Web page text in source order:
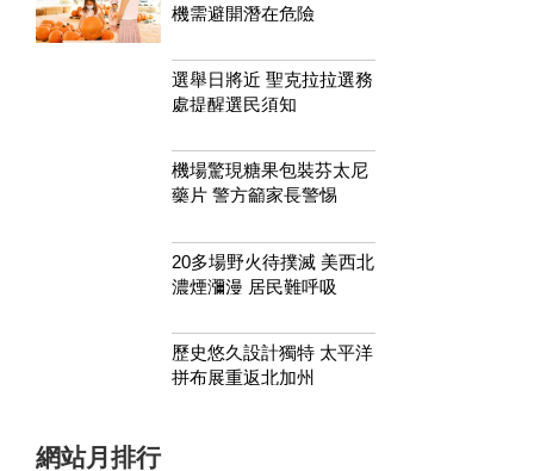
機需避開潛在危險
選舉日將近 聖克拉拉選務
處提醒選民須知
機場驚現糖果包裝芬太尼
藥片 警方籲家長警惕
20多場野火待撲滅 美西北
濃煙瀰漫 居民難呼吸
歷史悠久設計獨特 太平洋
拼布展重返北加州
網站月排行